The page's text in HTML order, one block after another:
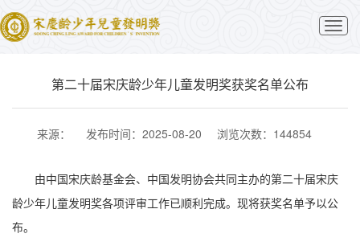
切
换
第二十届宋庆龄少年儿童发明奖获奖名单公布
来源： 发布时间：2025-08-20 浏览次数：144854
由中国宋庆龄基金会、中国发明协会共同主办的第二十届宋庆
龄少年儿童发明奖各项评审工作已顺利完成。现将获奖名单予以公
布。